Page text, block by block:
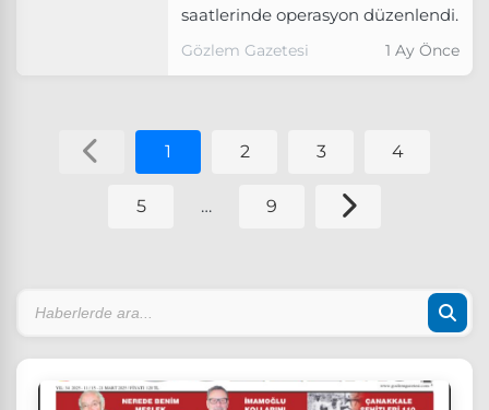
saatlerinde operasyon düzenlendi.
Gözlem Gazetesi 1 Ay Önce
1 2 3 4
5 … 9